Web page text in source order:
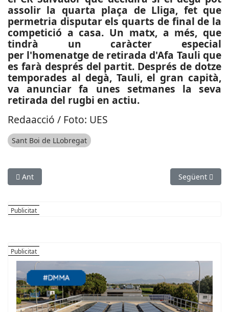
assolir la quarta plaça de Lliga, fet que
permetria disputar els quarts de final de la
competició a casa. Un matx, a més, que
tindrà un caràcter especial
per l'homenatge de retirada d'Afa Tauli que
es farà després del partit. Després de dotze
temporades al degà, Tauli, el gran capità,
va anunciar fa unes setmanes la seva
retirada del rugbi en actiu.
Redaacció / Foto: UES
Sant Boi de LLobregat
Article anterior: SUCCESSOS: Incendi en una llibreria del
Ant Article
Següent